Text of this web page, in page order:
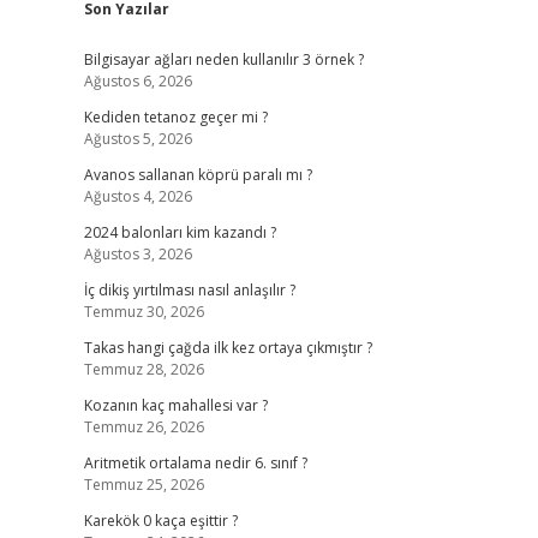
Son Yazılar
Bilgisayar ağları neden kullanılır 3 örnek ?
Ağustos 6, 2026
Kediden tetanoz geçer mi ?
Ağustos 5, 2026
Avanos sallanan köprü paralı mı ?
Ağustos 4, 2026
2024 balonları kim kazandı ?
Ağustos 3, 2026
İç dikiş yırtılması nasıl anlaşılır ?
Temmuz 30, 2026
Takas hangi çağda ilk kez ortaya çıkmıştır ?
Temmuz 28, 2026
Kozanın kaç mahallesi var ?
Temmuz 26, 2026
Aritmetik ortalama nedir 6. sınıf ?
Temmuz 25, 2026
Karekök 0 kaça eşittir ?